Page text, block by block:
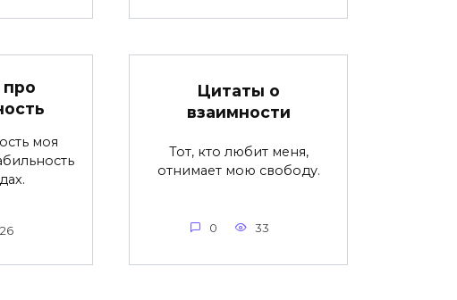
моя
26
Цитаты о
взаимности
Тот, кто любит меня,
отнимает мою свободу.
0 33